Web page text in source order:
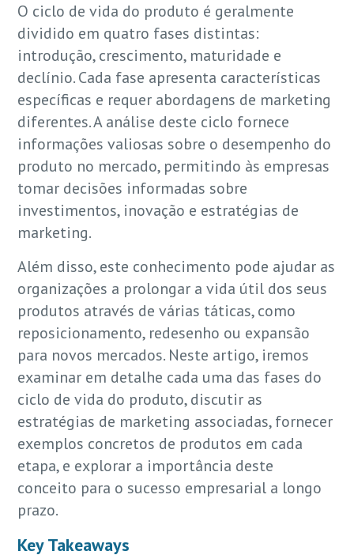
O ciclo de vida do produto é geralmente
dividido em quatro fases distintas:
introdução, crescimento, maturidade e
declínio. Cada fase apresenta características
específicas e requer abordagens de marketing
diferentes. A análise deste ciclo fornece
informações valiosas sobre o desempenho do
produto no mercado, permitindo às empresas
tomar decisões informadas sobre
investimentos, inovação e estratégias de
marketing.
Além disso, este conhecimento pode ajudar as
organizações a prolongar a vida útil dos seus
produtos através de várias táticas, como
reposicionamento, redesenho ou expansão
para novos mercados. Neste artigo, iremos
examinar em detalhe cada uma das fases do
ciclo de vida do produto, discutir as
estratégias de marketing associadas, fornecer
exemplos concretos de produtos em cada
etapa, e explorar a importância deste
conceito para o sucesso empresarial a longo
prazo.
Key Takeaways